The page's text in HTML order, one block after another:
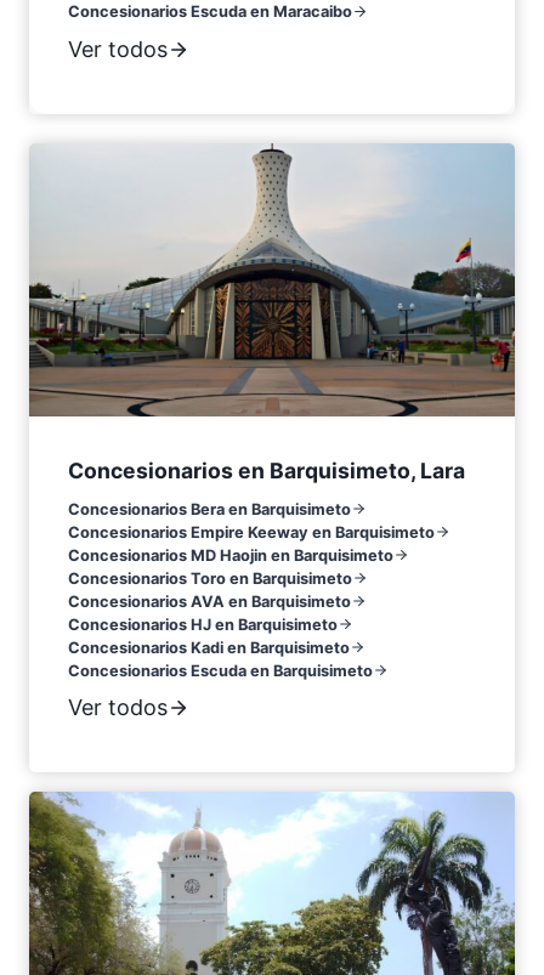
Concesionarios Escuda en Maracaibo
Ver todos
Concesionarios en Barquisimeto, Lara
Concesionarios Bera en Barquisimeto
Concesionarios Empire Keeway en Barquisimeto
Concesionarios MD Haojin en Barquisimeto
Concesionarios Toro en Barquisimeto
Concesionarios AVA en Barquisimeto
Concesionarios HJ en Barquisimeto
Concesionarios Kadi en Barquisimeto
Concesionarios Escuda en Barquisimeto
Ver todos